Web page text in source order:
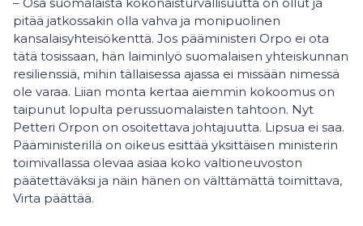
pitää jatkossakin olla vahva ja monipuolinen
kansalaisyhteisökenttä. Jos pääministeri Orpo ei ota
tätä tosissaan, hän laiminlyö suomalaisen yhteiskunnan
resilienssiä, mihin tällaisessa ajassa ei missään nimessä
ole varaa. Liian monta kertaa aiemmin kokoomus on
taipunut lopulta perussuomalaisten tahtoon. Nyt
Petteri Orpon on osoitettava johtajuutta. Lipsua ei saa.
Pääministerillä on oikeus esittää yksittäisen ministerin
toimivallassa olevaa asiaa koko valtioneuvoston
päätettäväksi ja näin hänen on välttämättä toimittava,
Virta päättää.